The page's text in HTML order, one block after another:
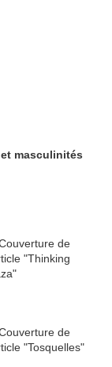
masculinités